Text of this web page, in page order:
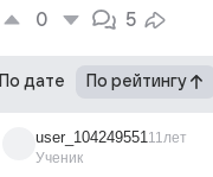
0 5
По дате По рейтингу
user_104249551
Ученик
11лет